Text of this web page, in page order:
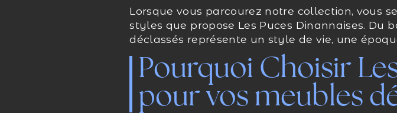
Lorsque vous parcourez notre collection, vous
styles que propose Les Puces Dinannaises.
déclassés représente un style de vie, une
Pourquoi Choisir
pour vos meubles